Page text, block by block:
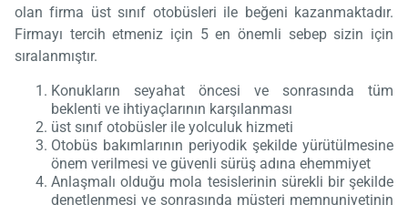
olan firma üst sınıf otobüsleri ile beğeni kazanmaktadır.
Firmayı tercih etmeniz için 5 en önemli sebep sizin için
sıralanmıştır.
Konukların seyahat öncesi ve sonrasında tüm
beklenti ve ihtiyaçlarının karşılanması
üst sınıf otobüsler ile yolculuk hizmeti
Otobüs bakımlarının periyodik şekilde yürütülmesine
önem verilmesi ve güvenli sürüş adına ehemmiyet
Anlaşmalı olduğu mola tesislerinin sürekli bir şekilde
denetlenmesi ve sonrasında müşteri memnuniyetinin